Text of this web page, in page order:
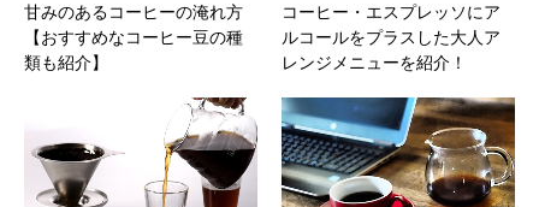
甘みのあるコーヒーの淹れ方
【おすすめなコーヒー豆の種
類も紹介】
コーヒー・エスプレッソにア
ルコールをプラスした大人ア
レンジメニューを紹介！